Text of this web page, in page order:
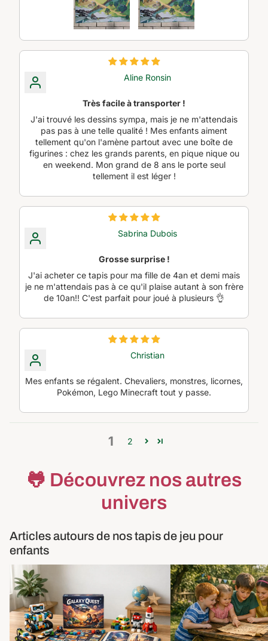
Aline Ronsin
Très facile à transporter !
J'ai trouvé les dessins sympa, mais je ne m'attendais
pas pas à une telle qualité ! Mes enfants aiment
tellement qu'on l'amène partout avec une boîte de
figurines : chez les grands parents, en pique nique ou
en weekend. Mon grand de 8 ans le porte seul
tellement il est léger !
Sabrina Dubois
Grosse surprise !
J'ai acheter ce tapis pour ma fille de 4an et demi mais
je ne m'attendais pas à ce qu'il plaise autant à son frère
de 10an!! C'est parfait pour joué à plusieurs 👌
Christian
Mes enfants se régalent. Chevaliers, monstres, licornes,
Pokémon, Lego Minecraft tout y passe.
1 2
🐸 Découvrez nos autres
univers
Articles autours de nos tapis de jeu pour
enfants
idées cadeaux enfant geek de 4 à 13
ans
chasse tresor enigme